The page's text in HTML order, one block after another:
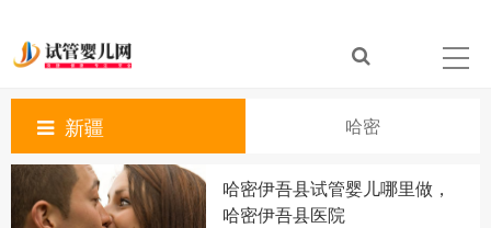
新疆 哈密
哈密伊吾县试管婴儿哪里做，
哈密伊吾县医院